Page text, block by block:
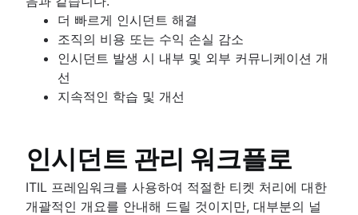
HR 서비스 제공 모델
HR 지식 관리
HR 워크플로 자동화
더 빠르게 인시던트 해결
조직의 비용 또는 수익 손실 감소
인시던트 발생 시 내부 및 외부 커뮤니케이션 개
선
지속적인 학습 및 개선
인시던트 관리 워크플로
ITIL 프레임워크를 사용하여 적절한 티켓 처리에 대한
개괄적인 개요를 안내해 드릴 것이지만, 대부분의 널